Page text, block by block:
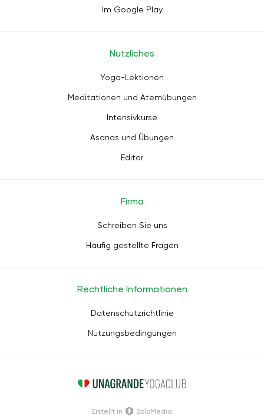
Im Google Play
Nützliches
Yoga-Lektionen
Meditationen und Atemübungen
Intensivkurse
Asanas und Übungen
Editor
Firma
Schreiben Sie uns
Häufig gestellte Fragen
Rechtliche Informationen
Datenschutzrichtlinie
Nutzungsbedingungen
Erstellt in SoloMedia